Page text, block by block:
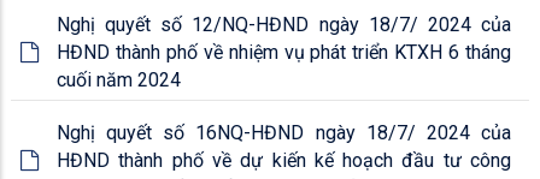
Nghị quyết số 12/NQ-HĐND ngày 18/7/ 2024 của
HĐND thành phố về nhiệm vụ phát triển KTXH 6 tháng
cuối năm 2024
Nghị quyết số 16NQ-HĐND ngày 18/7/ 2024 của
HĐND thành phố về dự kiến kế hoạch đầu tư công